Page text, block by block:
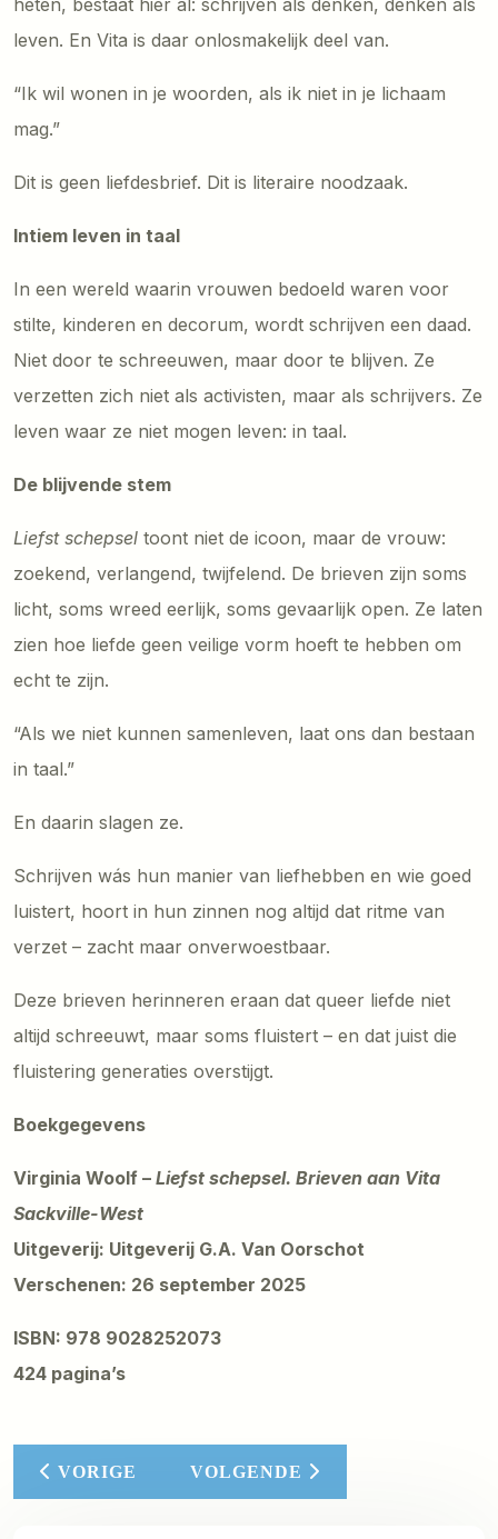
leven. En Vita is daar onlosmakelijk deel van.
“Ik wil wonen in je woorden, als ik niet in je lichaam
mag.”
Dit is geen liefdesbrief. Dit is literaire noodzaak.
Intiem leven in taal
In een wereld waarin vrouwen bedoeld waren voor
stilte, kinderen en decorum, wordt schrijven een daad.
Niet door te schreeuwen, maar door te blijven. Ze
verzetten zich niet als activisten, maar als schrijvers. Ze
leven waar ze niet mogen leven: in taal.
De blijvende stem
Liefst schepsel toont niet de icoon, maar de vrouw:
zoekend, verlangend, twijfelend. De brieven zijn soms
licht, soms wreed eerlijk, soms gevaarlijk open. Ze laten
zien hoe liefde geen veilige vorm hoeft te hebben om
echt te zijn.
“Als we niet kunnen samenleven, laat ons dan bestaan
in taal.”
En daarin slagen ze.
Schrijven wás hun manier van liefhebben en wie goed
luistert, hoort in hun zinnen nog altijd dat ritme van
verzet – zacht maar onverwoestbaar.
Deze brieven herinneren eraan dat queer liefde niet
altijd schreeuwt, maar soms fluistert – en dat juist die
fluistering generaties overstijgt.
Boekgegevens
Virginia Woolf – Liefst schepsel. Brieven aan Vita
Sackville-West
Uitgeverij: Uitgeverij G.A. Van Oorschot
Verschenen: 26 september 2025
ISBN: 978 9028252073
424 pagina’s
VORIG ARTIKEL: 'CRUCIALE STAP
VORIGE VOLGENDE ARTIKEL: IK BEN
VOLGENDE